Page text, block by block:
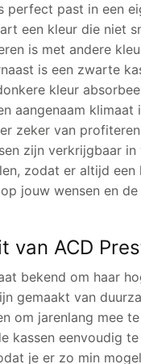
perfect past in een
een kleur die niet
is met andere
is een zwarte
kleur
aangenaam klimaat
zeker van
zijn verkrijgbaar in
zodat er altijd een
jouw wensen en
van ACD
bekend om haar
gemaakt van
om jarenlang mee te
kassen eenvoudig
je er zo min